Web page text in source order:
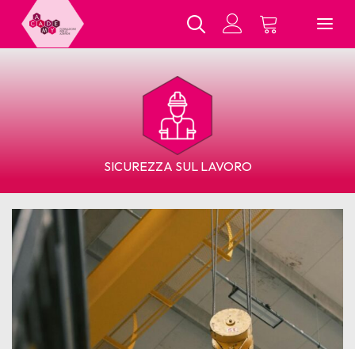
Chi Siamo
Tutti i Corsi
In Presenza
E-Learning
Contatti
SICUREZZA SUL LAVORO